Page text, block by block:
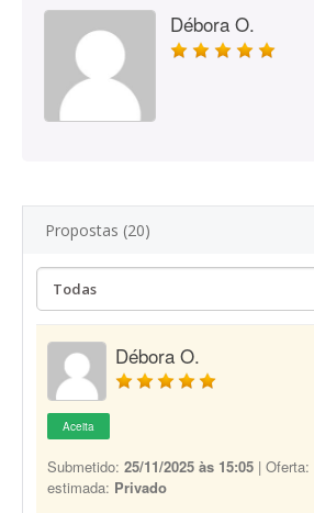
Débora O.
Propostas (20)
Débora O.
Aceita
Submetido: 25/11/2025 às 15:05 | Oferta:
estimada: Privado